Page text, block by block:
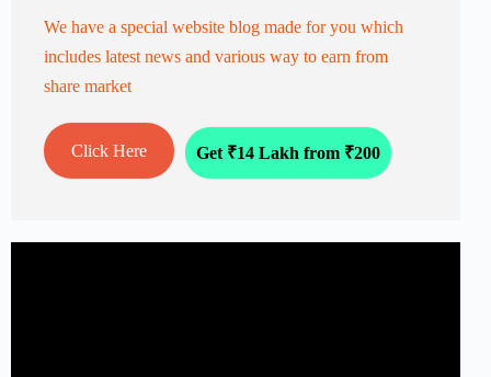
We have a special website blog made for you which
includes latest news and various way to earn from
share market
Click Here Get ₹14 Lakh from ₹200